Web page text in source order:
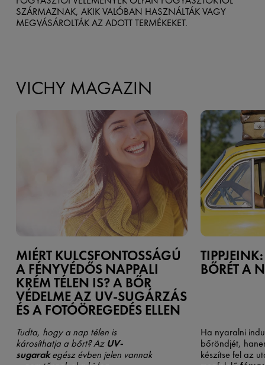
SZÁRMAZNAK, AKIK VALÓBAN HASZNÁLTÁK VAGY
MEGVÁSÁROLTÁK AZ ADOTT TERMÉKEKET.
VICHY MAGAZIN
MIÉRT KULCSFONTOSSÁGÚ
A FÉNYVÉDŐS NAPPALI
KRÉM TÉLEN IS? A BŐR
VÉDELME AZ UV-SUGÁRZÁS
ÉS A FOTÓÖREGEDÉS ELLEN
Tudta, hogy a nap télen is
károsíthatja a bőrt? Az UV-
sugarakegész évben jelen vannak
BŐRÉT A
Ha nyaralni
bőröndjét,
készítse fel az